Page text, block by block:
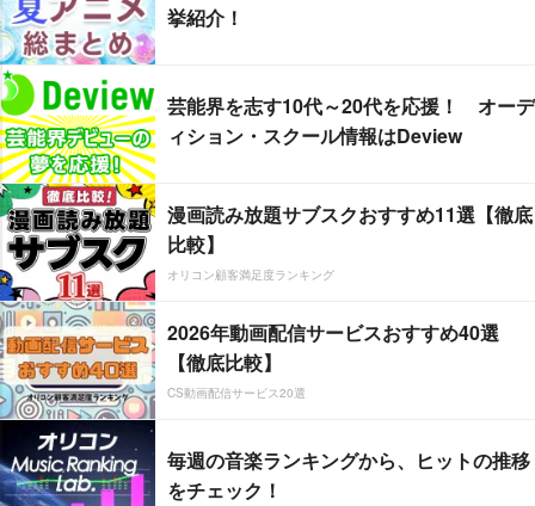
挙紹介！
芸能界を志す10代～20代を応援！ オーデ
ィション・スクール情報はDeview
漫画読み放題サブスクおすすめ11選【徹底
比較】
オリコン顧客満足度ランキング
2026年動画配信サービスおすすめ40選
【徹底比較】
CS動画配信サービス20選
毎週の音楽ランキングから、ヒットの推移
をチェック！